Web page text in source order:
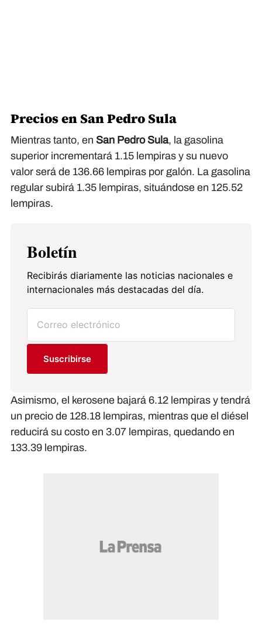
Precios en San Pedro Sula
Mientras tanto, en San Pedro Sula, la gasolina
superior incrementará 1.15 lempiras y su nuevo
valor será de 136.66 lempiras por galón. La gasolina
regular subirá 1.35 lempiras, situándose en 125.52
lempiras.
Boletín
Recibirás diariamente las noticias nacionales e
internacionales más destacadas del día.
Suscribirse
Asimismo, el kerosene bajará 6.12 lempiras y tendrá
un precio de 128.18 lempiras, mientras que el diésel
reducirá su costo en 3.07 lempiras, quedando en
133.39 lempiras.